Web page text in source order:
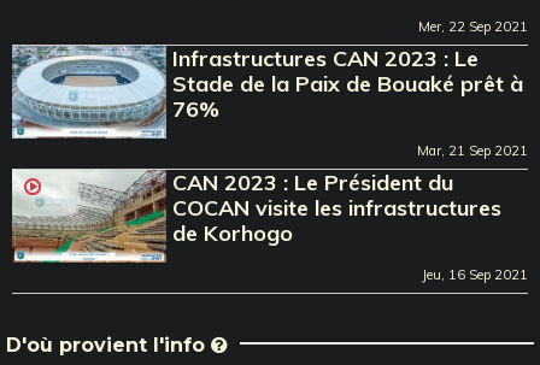
Mer, 22 Sep 2021
Infrastructures CAN 2023 : Le
Stade de la Paix de Bouaké prêt à
76%
Mar, 21 Sep 2021
CAN 2023 : Le Président du
COCAN visite les infrastructures
de Korhogo
Jeu, 16 Sep 2021
D'où provient l'info